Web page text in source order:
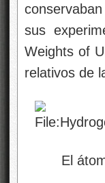
sus
Weights of
relativos de
El átomo